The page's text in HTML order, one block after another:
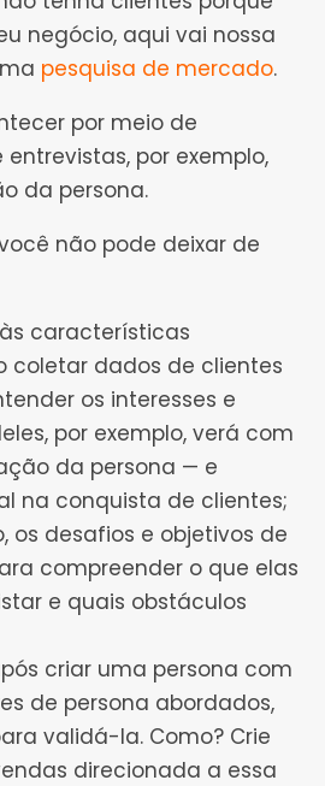
negócio, aqui vai nossa
pesquisa de mercado.
por meio de
por exemplo,
da persona.
não pode deixar de
características
coletar dados de clientes
os interesses e
por exemplo, verá com
da persona — e
na conquista de clientes;
os desafios e objetivos de
compreender o que elas
e quais obstáculos
criar uma persona com
de persona abordados,
validá-la. Como? Crie
direcionada a essa